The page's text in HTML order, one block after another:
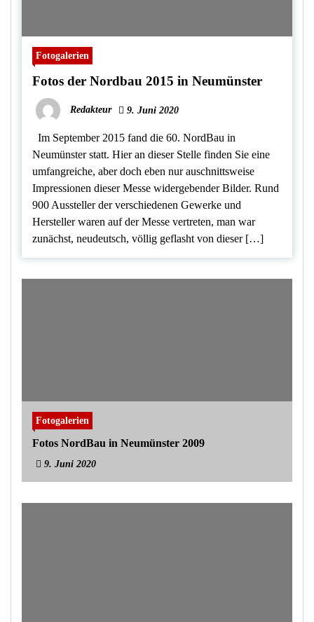
Fotogalerien
Fotos der Nordbau 2015 in Neumünster
Redakteur 9. Juni 2020
Im September 2015 fand die 60. NordBau in
Neumünster statt. Hier an dieser Stelle finden Sie eine
umfangreiche, aber doch eben nur auschnittsweise
Impressionen dieser Messe widergebender Bilder. Rund
900 Aussteller der verschiedenen Gewerke und
Hersteller waren auf der Messe vertreten, man war
zunächst, neudeutsch, völlig geflasht von dieser […]
Fotogalerien
Fotos NordBau in Neumünster 2009
9. Juni 2020